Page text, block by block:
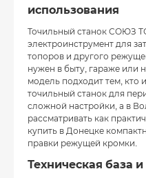
использования
Точильный станок СОЮЗ
электроинструмент для
топоров и другого
нужен в быту, гараже или
модель подходит тем, кто
точильный станок для
сложной настройки, а в
рассматривать как
купить в Донецке
правки режущей кромки.
Техническая база